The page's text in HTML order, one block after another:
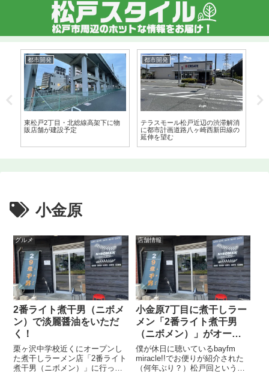
都市開発
東松戸2丁目・北総線高架下に物
販店舗が建設予定
都市開発
テラスモール松戸近辺の渋滞解消
に都市計画道路八ヶ崎西新田線の
延伸を望む
小金原
グルメ
2番ライト煮干男（ニボメ
ン）で淡麗醤油をいただ
く！
栗ヶ沢中学校近くにオープンし
た煮干しラーメン店「2番ライト
煮干男（ニボメン）」に行って
店舗情報
小金原7丁目に煮干しラー
メン「2番ライト煮干男
（ニボメン）」がオープ
ン：2023年4月1日
僕が休日に聴いているbayfm
miracle!!でお便りが紹介された
（何年ぶり？）松戸回というの